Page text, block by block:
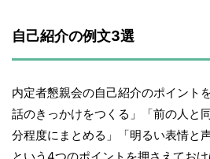
自己紹介の例文3選
内定者懇親会の自己紹介のポイント
話のきっかけをつくる」「前の人と
分程度にまとめる」「明るい表情と声